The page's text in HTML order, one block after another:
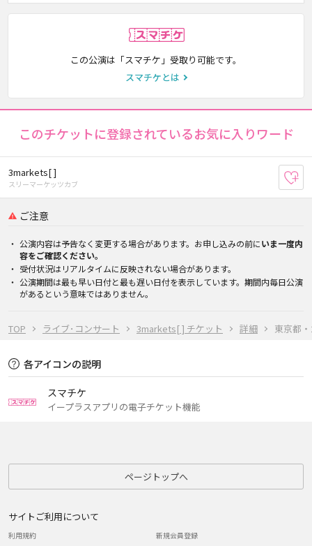
TOP ライブ･コンサート 3markets[ ] チケット 詳細 東京都
この公演は「スマチケ」受取り可能です。
スマチケとは
このチケットに登録されているお気に入りワード
3markets[ ]
スリーマーケッツカブ
ご注意
公演内容は予告なく変更する場合があります。お申し込みの前にいま一度内
容をご確認ください。
受付状況はリアルタイムに反映されない場合があります。
公演期間は最も早い日付と最も遅い日付を表示しています。期間内毎日公演
があるという意味ではありません。
各アイコンの説明
スマチケ
イープラスアプリの電子チケット機能
ページトップへ
サイトご利用について
利用規約
新規会員登録